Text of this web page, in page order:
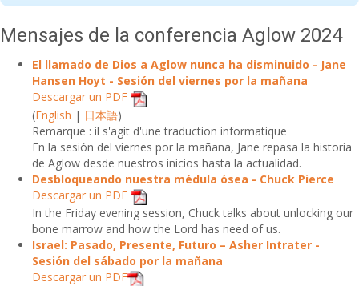
Mensajes de la conferencia Aglow 2024
El llamado de Dios a Aglow nunca ha disminuido - Jane
Hansen Hoyt - Sesión del viernes por la mañana
Descargar un PDF
(English | 日本語)
Remarque : il s'agit d'une traduction informatique
En la sesión del viernes por la mañana, Jane repasa la historia
de Aglow desde nuestros inicios hasta la actualidad.
Desbloqueando nuestra médula ósea - Chuck Pierce
Descargar un PDF
In the Friday evening session, Chuck talks about unlocking our
bone marrow and how the Lord has need of us.
Israel: Pasado, Presente, Futuro – Asher Intrater -
Sesión del sábado por la mañana
Descargar un PDF